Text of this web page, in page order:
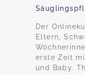
Der
Eltern,
erste Zeit
und Baby.